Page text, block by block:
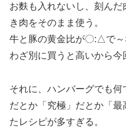
お麩も入れないし、刻ん
き肉をそのまま使う。
牛と豚の黄金比が〇:△で
わざ別に買うと高いから今
それに、ハンバーグでも何
だとか「究極」だとか「
たレシピが多すぎる。